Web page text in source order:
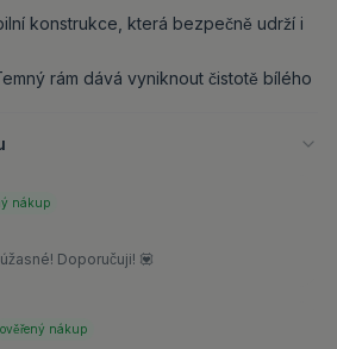
konstrukce, která bezpečně udrží i
rám dává vyniknout čistotě bílého
nákup
Doporučuji! 💟
ověřený nákup